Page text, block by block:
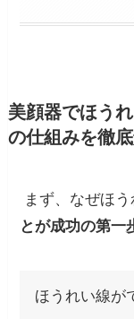
美顔器でほう
の仕組みを徹
まず、なぜほう
とが成功の第一
ほうれい線が